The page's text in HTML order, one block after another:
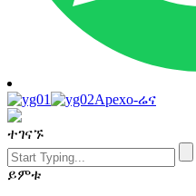
Apexo-ሬና
ተገናኙ
ይምቱ